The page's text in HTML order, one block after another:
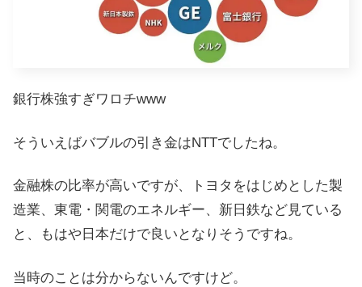
銀行株強すぎワロチwww
そういえばバブルの引き金はNTTでしたね。
金融株の比率が高いですが、トヨタをはじめとした製
造業、東電・関電のエネルギー、新日鉄など見ている
と、もはや日本だけで良いとなりそうですね。
当時のことは分からないんですけど。